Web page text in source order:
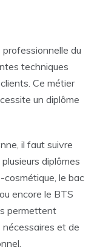
du
techniques
Ce métier
un diplôme
il faut suivre
diplômes
cosmétique, le bac
encore le BTS
permettent
nécessaires et de